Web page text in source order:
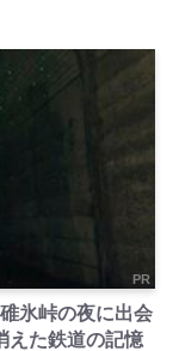
PR
氷峠の夜に出会
えた鉄道の記憶